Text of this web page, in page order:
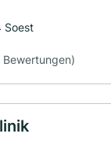
Soest
Bewertungen)